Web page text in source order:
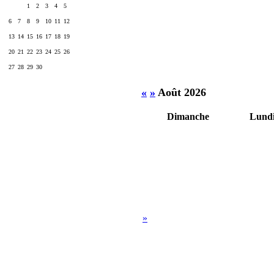
1
2 3 4 5
6 7 8 9 10 11 12
13 14 15 16 17 18 19
20 21 22 23 24 25 26
27 28 29 30
« » Août 2026
Dimanche
»